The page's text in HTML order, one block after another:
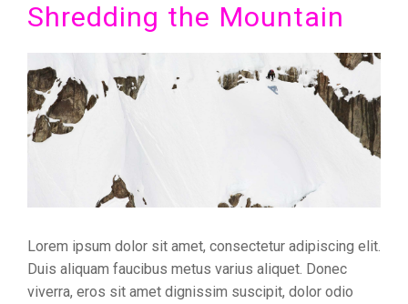
Shredding the Mountain
Lorem ipsum dolor sit amet, consectetur adipiscing elit.
Duis aliquam faucibus metus varius aliquet. Donec
viverra, eros sit amet dignissim suscipit, dolor odio